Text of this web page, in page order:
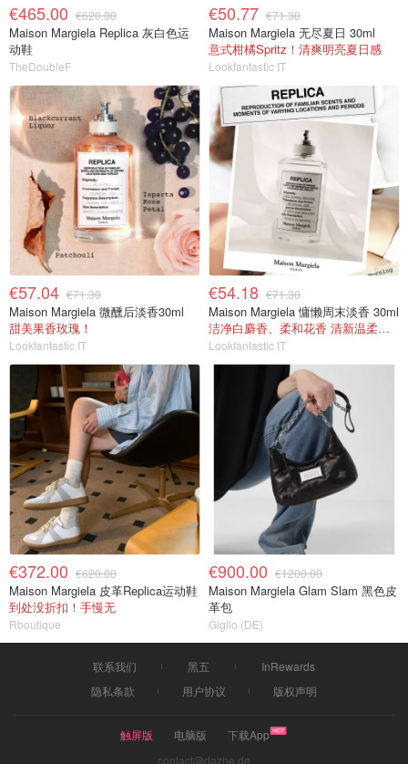
€465.00 €620.00
Maison Margiela Replica 灰白色运
动鞋
TheDoubleF
€50.77 €71.30
Maison Margiela 无尽夏日 30ml
意式柑橘Spritz！清爽明亮夏日感
Lookfantastic IT
€57.04 €71.30
Maison Margiela 微醺后淡香30ml
甜美果香玫瑰！
Lookfantastic IT
€54.18 €71.30
Maison Margiela 慵懒周末淡香 30ml
洁净白麝香、柔和花香 清新温柔又高级
Lookfantastic IT
€372.00 €620.00
Maison Margiela 皮革Replica运动鞋
到处没折扣！手慢无
Rboutique
€900.00 €1200.00
Maison Margiela Glam Slam 黑色皮
革包
Giglio (DE)
联系我们 黑五
InRewards
隐私条款
用户协议 版权声明
触屏版 电脑版
下载App
contact@dazhe.de